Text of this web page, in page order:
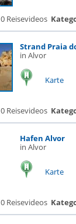
0 Reisevideos
Strand Praia
in Alvor
Karte
0 Reisevideos
Hafen Alvor
in Alvor
Karte
0 Reisevideos